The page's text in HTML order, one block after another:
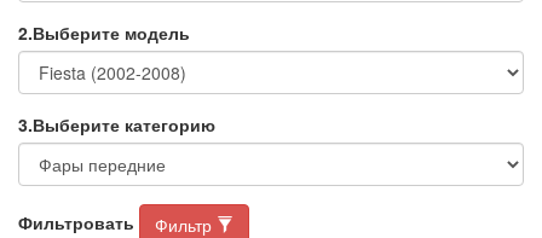
2.Выберите модель
3.Выберите категорию
Фильтровать Фильтр